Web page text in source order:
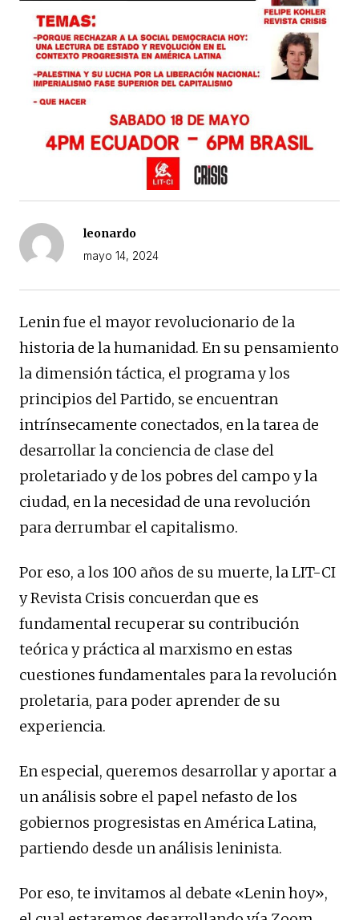
leonardo
mayo 14, 2024
Lenin fue el mayor revolucionario de la
historia de la humanidad. En su pensamiento
la dimensión táctica, el programa y los
principios del Partido, se encuentran
intrínsecamente conectados, en la tarea de
desarrollar la conciencia de clase del
proletariado y de los pobres del campo y la
ciudad, en la necesidad de una revolución
para derrumbar el capitalismo.
Por eso, a los 100 años de su muerte, la LIT-CI
y Revista Crisis concuerdan que es
fundamental recuperar su contribución
teórica y práctica al marxismo en estas
cuestiones fundamentales para la revolución
proletaria, para poder aprender de su
experiencia.
En especial, queremos desarrollar y aportar a
un análisis sobre el papel nefasto de los
gobiernos progresistas en América Latina,
partiendo desde un análisis leninista.
Por eso, te invitamos al debate «Lenin hoy»,